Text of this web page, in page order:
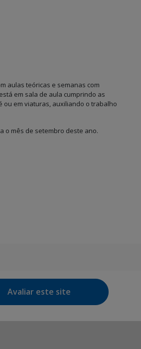
aulas teóricas e semanas com
em sala de aula cumprindo as
ou em viaturas, auxiliando o trabalho
o mês de setembro deste ano.
Avaliar este site